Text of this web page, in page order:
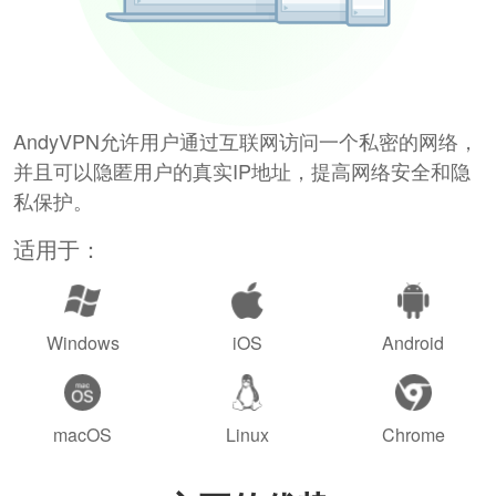
AndyVPN允许用户通过互联网访问一个私密的网络，
并且可以隐匿用户的真实IP地址，提高网络安全和隐
私保护。
适用于：
Windows iOS Android
macOS Linux Chrome